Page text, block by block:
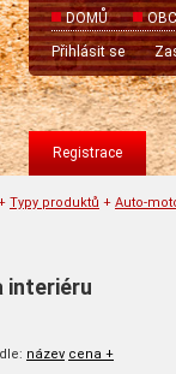
DOMŮ
Přihlásit se
Registrace
Typy produktů + Auto-
interiéru
název cena +